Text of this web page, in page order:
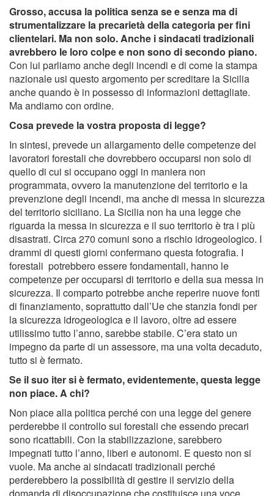
Grosso, accusa la politica senza se e senza ma di
strumentalizzare la precarietà della categoria per fini
clientelari. Ma non solo. Anche i sindacati tradizionali
avrebbero le loro colpee non sono di secondo piano.
Con lui parliamo anche degli incendi e di come la stampa
nazionale usi questo argomento per screditare la Sicilia
anche quando è in possesso di informazioni dettagliate.
Ma andiamo con ordine.
Cosa prevede la vostra proposta di legge?
In sintesi, prevede un allargamento delle competenze dei
lavoratori forestali che dovrebbero occuparsi non solo di
quello di cui si occupano oggi in maniera non
programmata, ovvero la manutenzione del territorio e la
prevenzione degli incendi, ma anche di messa in sicurezza
del territorio siciliano. La Sicilia non ha una legge che
riguarda la messa in sicurezza e il suo territorio è tra i più
disastrati. Circa 270 comuni sono a rischio idrogeologico. I
drammi di questi giorni confermano questa fotografia. I
forestali potrebbero essere fondamentali, hanno le
competenze per occuparsi di territorio e della sua messa in
sicurezza. Il comparto potrebbe anche reperire nuove fonti
di finanziamento, soprattutto dall’Ue che stanzia fondi per
la sicurezza idrogeologica e il lavoro, oltre ad essere
utilissimo tutto l’anno, sarebbe stabile. C’era stato un
impegno da parte di un assessore, ma una volta decaduto,
tutto si è fermato.
Se il suo iter si è fermato, evidentemente, questa legge
non piace. A chi?
Non piace alla politica perché con una legge del genere
perderebbe il controllo sui forestali che essendo precari
sono ricattabili. Con la stabilizzazione, sarebbero
impegnati tutto l’anno, liberi e autonomi. E questo non si
vuole. Ma anche ai sindacati tradizionali perché
perderebbero la possibilità di gestire il servizio della